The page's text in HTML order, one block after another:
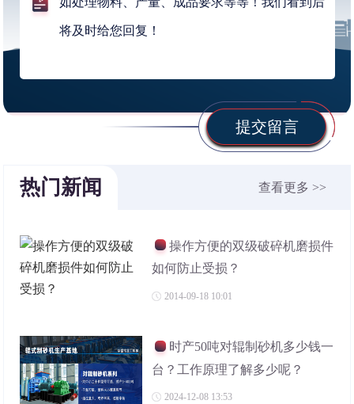
提交留言
热门新闻 查看更多 >>
操作方便的双级破碎机磨损件
如何防止受损？
2014-09-18 10:01
时产50吨对辊制砂机多少钱一
台？工作原理了解多少呢？
2024-12-08 13:53